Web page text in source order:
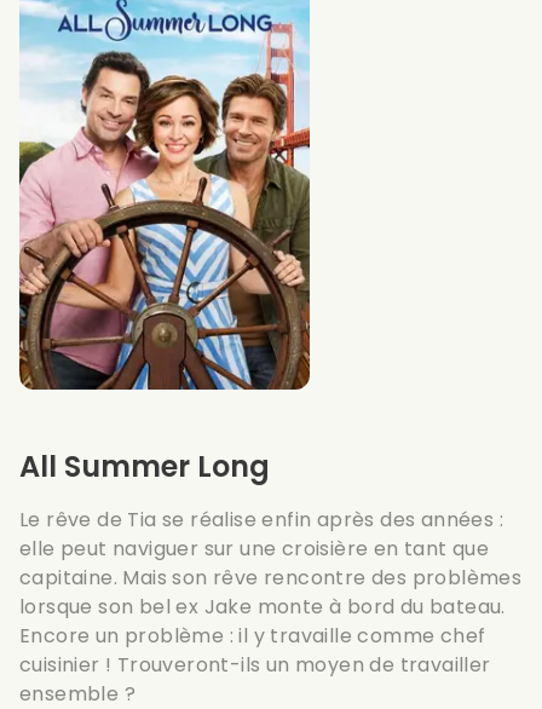
All Summer Long
Le rêve de Tia se réalise enfin après des années :
elle peut naviguer sur une croisière en tant que
capitaine. Mais son rêve rencontre des problèmes
lorsque son bel ex Jake monte à bord du bateau.
Encore un problème : il y travaille comme chef
cuisinier ! Trouveront-ils un moyen de travailler
ensemble ?